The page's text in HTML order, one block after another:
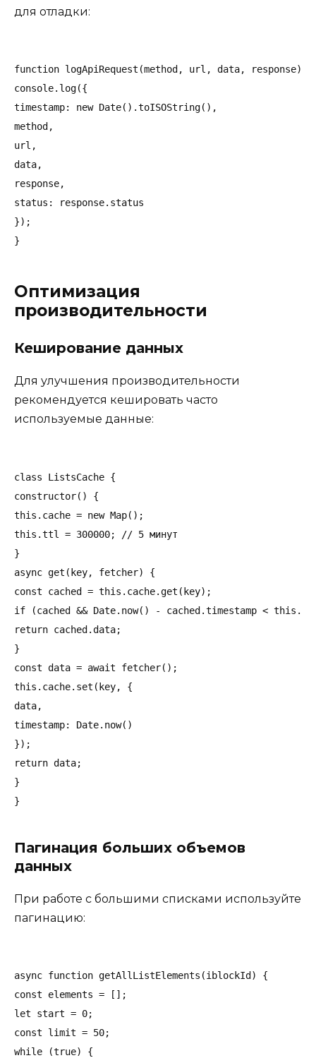
для отладки:
function logApiRequest(method, url, data, response) {
console.log({
timestamp: new Date().toISOString(),
method,
url,
data,
response,
status: response.status
});
Оптимизация
производительности
Кеширование данных
Для улучшения производительности
рекомендуется кешировать часто
используемые данные:
class ListsCache {
constructor() {
this.cache = new Map();
this.ttl = 300000; // 5 минут
}
async get(key, fetcher) {
const cached = this.cache.get(key);
if (cached && Date.now() - cached.timestamp <
return cached.data;
}
const data = await fetcher();
this.cache.set(key, {
data,
timestamp: Date.now()
});
return data;
}
Пагинация больших объемов
данных
При работе с большими списками используйте
пагинацию:
async function getAllListElements(iblockId) {
const elements = [];
let start = 0;
const limit = 50;
while (true) {